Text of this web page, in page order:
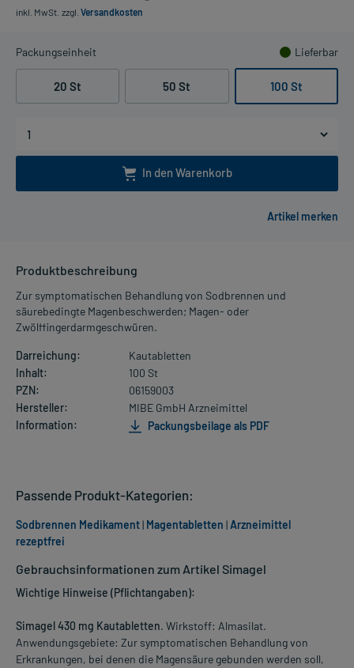
inkl. MwSt. zzgl. Versandkosten
Packungseinheit Lieferbar
20 St 50 St 100 St
In den Warenkorb
Produktbeschreibung
Zur symptomatischen Behandlung von Sodbrennen und
säurebedingte Magenbeschwerden; Magen- oder
Zwölffingerdarmgeschwüren.
Darreichung:
Kautabletten
Inhalt:
100 St
PZN:
06159003
Hersteller:
MIBE GmbH Arzneimittel
Information:
Packungsbeilage als PDF
Gebrauchsinformationen zum Artikel Simagel
Wichtige Hinweise (Pflichtangaben):
Simagel 430 mg Kautabletten. Wirkstoff: Almasilat.
Anwendungsgebiete: Zur symptomatischen Behandlung von
Erkrankungen, bei denen die Magensäure gebunden werden soll,
Passende Produkt-Kategorien:
Sodbrennen Medikament| Magentabletten |Arzneimittel
rezeptfrei